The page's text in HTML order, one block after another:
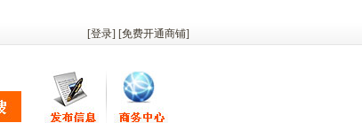
[登录] [免费开通商铺]